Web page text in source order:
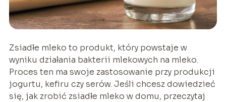
Zsiadłe mleko to produkt, który powstaje w
wyniku działania bakterii mlekowych na mleko.
Proces ten ma swoje zastosowanie przy produkcji
jogurtu, kefiru czy serów. Jeśli chcesz dowiedzieć
się, jak zrobić zsiadłe mleko w domu, przeczytaj